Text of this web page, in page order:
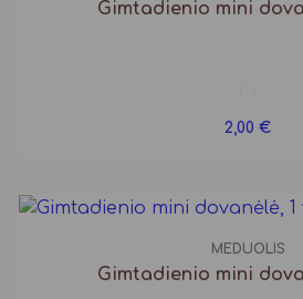
Gimtadienio mini
2,00 €
MEDUOLIS
Gimtadienio mini